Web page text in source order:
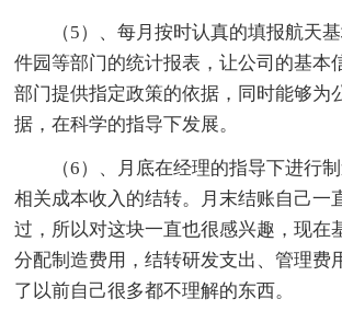
（5）、每月按时认真的填报航天
件园等部门的统计报表，让公司的基本
部门提供指定政策的依据，同时能够为
据，在科学的指导下发展。
（6）、月底在经理的指导下进行
相关成本收入的结转。月末结账自己一
过，所以对这块一直也很感兴趣，现在
分配制造费用，结转研发支出、管理费
了以前自己很多都不理解的东西。